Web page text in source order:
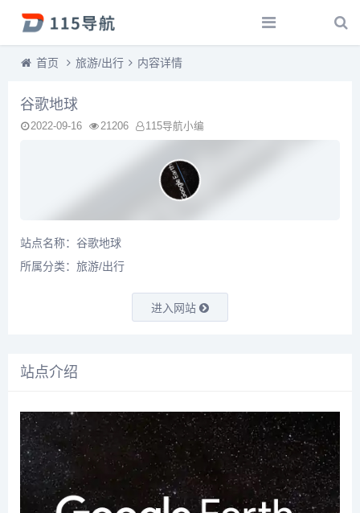
首页 旅游/出行 内容详情
谷歌地球
2022-09-16 21206 115导航小编
站点名称：谷歌地球
所属分类： 旅游/出行
进入网站
站点介绍